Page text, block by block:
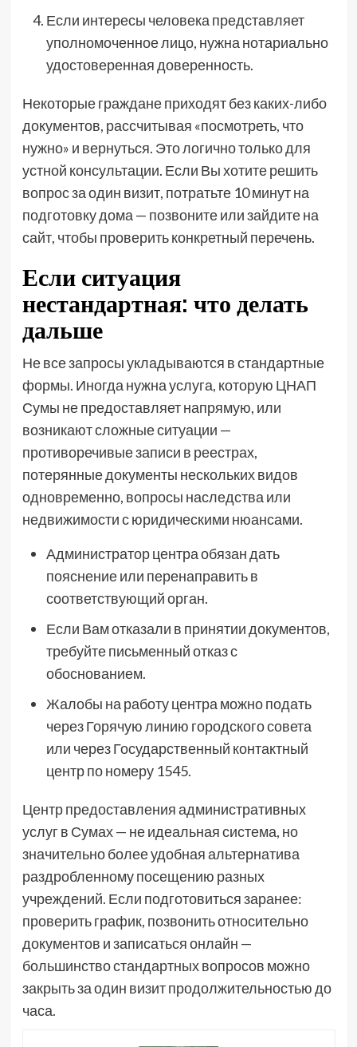
Если интересы человека представляет
уполномоченное лицо, нужна нотариально
удостоверенная доверенность.
Некоторые граждане приходят без каких-либо
документов, рассчитывая «посмотреть, что
нужно» и вернуться. Это логично только для
устной консультации. Если Вы хотите решить
вопрос за один визит, потратьте 10 минут на
подготовку дома — позвоните или зайдите на
сайт, чтобы проверить конкретный перечень.
Если ситуация
нестандартная: что делать
дальше
Не все запросы укладываются в стандартные
формы. Иногда нужна услуга, которую ЦНАП
Сумы не предоставляет напрямую, или
возникают сложные ситуации —
противоречивые записи в реестрах,
потерянные документы нескольких видов
одновременно, вопросы наследства или
недвижимости с юридическими нюансами.
Администратор центра обязан дать
пояснение или перенаправить в
соответствующий орган.
Если Вам отказали в принятии документов,
требуйте письменный отказ с
обоснованием.
Жалобы на работу центра можно подать
через Горячую линию городского совета
или через Государственный контактный
центр по номеру 1545.
Центр предоставления административных
услуг в Сумах — не идеальная система, но
значительно более удобная альтернатива
раздробленному посещению разных
учреждений. Если подготовиться заранее:
проверить график, позвонить относительно
документов и записаться онлайн —
большинство стандартных вопросов можно
закрыть за один визит продолжительностью до
часа.